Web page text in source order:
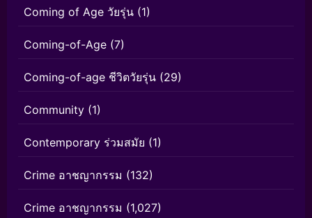
Coming of Age วัยรุ่น (1)
Coming-of-Age (7)
Coming-of-age ชีวิตวัยรุ่น (29)
Community (1)
Contemporary ร่วมสมัย (1)
Crime อาชญากรรม (132)
Crime อาชญากรรม (1,027)